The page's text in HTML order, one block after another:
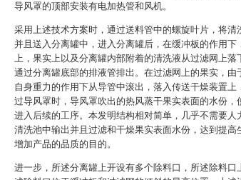
导风罩的顶部安装有电加热管和风机。
采用上述技术方案时，通过送料管中的螺旋叶片，将清
并且送入分离罐中，进入分离罐后，在缓冲板的作用下
上，果实上以及分离罐内部附着的清洗液从过滤网上落
通过分离罐底部的排液管排出。在过滤网上的果实，由
自身重力的作用下从导管中滚出，落入传送干燥装置
过导风罩时，导风罩吹出的热风蒸干果实表面的水份，
进入后续的工序。本发明结构相对简单，几乎不需要人
清洗池中输出并且过滤和干燥果实表面水份，达到提高
增加产品的品质的目的。
进一步，所述分离罐上开设有多个除料口，所述除料口